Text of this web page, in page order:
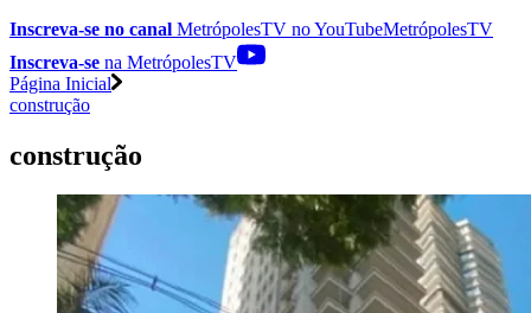
Inscreva-se no canal MetrópolesTV noYouTubeMetrópolesTV
Inscreva-se na MetrópolesTV
Página Inicial
construção
construção